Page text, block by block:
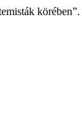
körében”.